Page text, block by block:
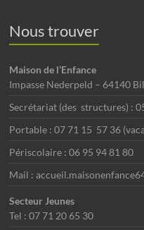
Nous trouver
Maison de l’Enfance
Impasse Nederpeld – 64140
Secrétariat (des structures) :
Portable : 07 71 15 57 36
Périscolaire : 06 95 94 81 80
Mail :
Secteur Jeunes
Tel : 07 71 20 65 30